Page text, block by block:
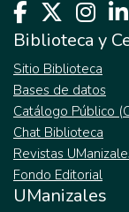
Biblioteca y
Sitio Biblioteca
Bases de datos
Catálogo Público
Chat Biblioteca
Revistas
Fondo Editorial
UManizales